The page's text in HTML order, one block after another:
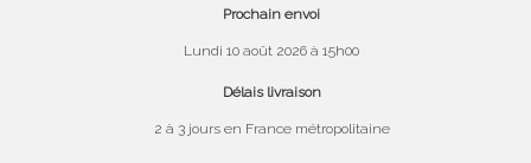
Prochain envoi
Lundi 10 août 2026 à 15h00
Délais livraison
2 à 3 jours en France métropolitaine